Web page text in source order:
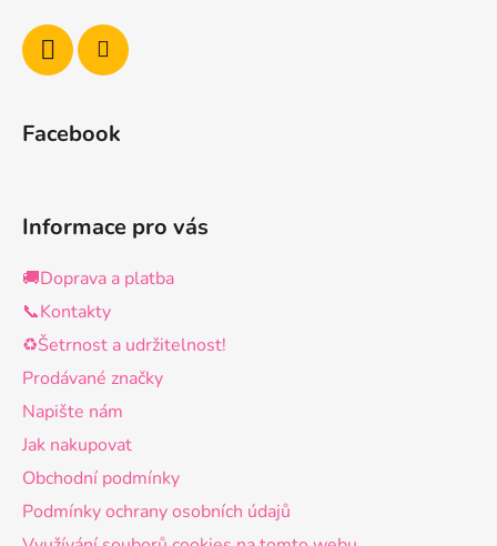
Facebook
Informace pro vás
🚚Doprava a platba
📞Kontakty
♻️Šetrnost a udržitelnost!
Prodávané značky
Napište nám
Jak nakupovat
Obchodní podmínky
Podmínky ochrany osobních údajů